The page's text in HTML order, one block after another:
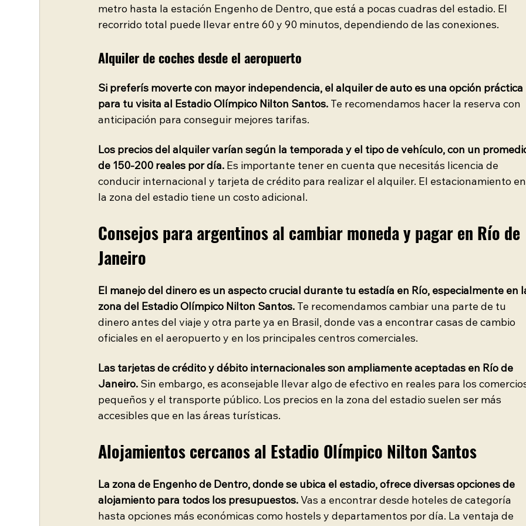
metro hasta la estación Engenho de Dentro, que está a pocas cuadras del estadio. El
recorrido total puede llevar entre 60 y 90 minutos, dependiendo de las conexiones.
Alquiler de coches desde el aeropuerto
Si preferís moverte con mayor independencia, el alquiler de auto es una opción práctica
para tu visita al Estadio Olímpico Nilton Santos. Te recomendamos hacer la reserva con
anticipación para conseguir mejores tarifas.
Los precios del alquiler varían según la temporada y el tipo de vehículo, con un
de 150-200 reales por día. Es importante tener en cuenta que necesitás licencia de
conducir internacional y tarjeta de crédito para realizar el alquiler. El estacionamiento
la zona del estadio tiene un costo adicional.
Consejos para argentinos al cambiar moneda y pagar en Río de
Janeiro
El manejo del dinero es un aspecto crucial durante tu estadía en Río, especialmente en
zona del Estadio Olímpico Nilton Santos. Te recomendamos cambiar una parte de tu
dinero antes del viaje y otra parte ya en Brasil, donde vas a encontrar casas de cambio
oficiales en el aeropuerto y en los principales centros comerciales.
Las tarjetas de crédito y débito internacionales son ampliamente aceptadas en Río de
Janeiro. Sin embargo, es aconsejable llevar algo de efectivo en reales para los
pequeños y el transporte público. Los precios en la zona del estadio suelen ser más
accesibles que en las áreas turísticas.
Alojamientos cercanos al Estadio Olímpico Nilton Santos
La zona de Engenho de Dentro, donde se ubica el estadio, ofrece diversas opciones de
alojamiento para todos los presupuestos. Vas a encontrar desde hoteles de categoría
hasta opciones más económicas como hostels y departamentos por día. La ventaja de